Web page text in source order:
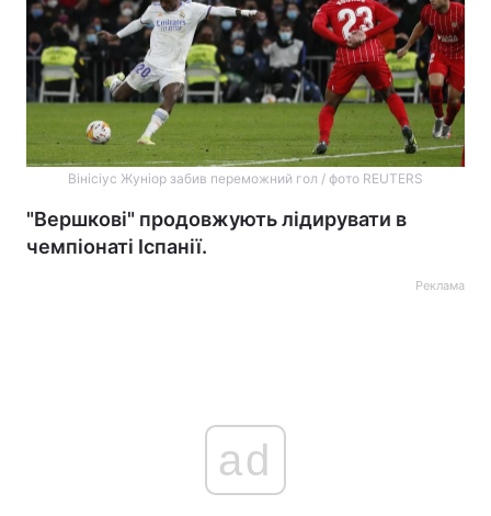
Вінісіус Жуніор забив переможний гол / фото REUTERS
"Вершкові" продовжують лідирувати в
чемпіонаті Іспанії.
Реклама
ad